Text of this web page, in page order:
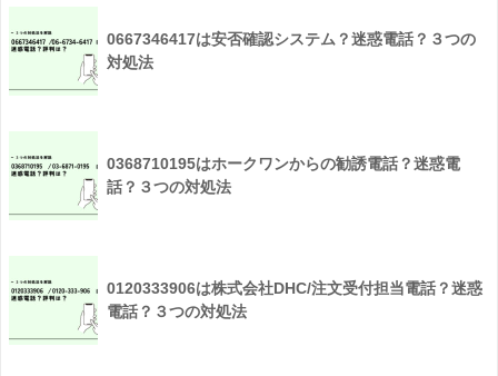
0667346417は安否確認システム？迷惑電話？３つの
対処法
0368710195はホークワンからの勧誘電話？迷惑電
話？３つの対処法
0120333906は株式会社DHC/注文受付担当電話？迷惑
電話？３つの対処法